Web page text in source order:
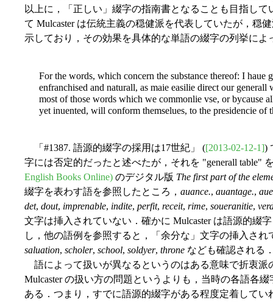
以上に，「正しい」綴字の指南書となることも目指し
て Mulcaster は伝統主義の穏健派を代表していたが，穏
示しており，その効果を具体的な単語の綴字の列挙によ
For the words, which concern the substance thereof: I haue
enfranchised and naturall, as maie easilie direct our
most of those words which we commonlie vse, or bycause
yet inuented, will conform themselues, to the presidencie of
「#1387. 語源的綴字の採用は17世紀」 ([2013-02-12-1])
字には否定的だったと述べたが，それを "generall table"
English Books Online) のデジタル版 The first part of the
綴字を表わす語を参照したところ， auance., auantage.,
det, dout, imprenable, indite, perfit, receit, rime, soueranitie,
文字は挿入されていない．確かに Mulcaster は語源的綴
し，他の語例を参照すると，「余分な」文字の挿入され
saluation, scholer, school, soldyer, throne なども確認される
語によって扱いが異なるというのはある意味で折衷派
Mulcaster の扱い方の問題というよりも，当時の各語各
ある．つまり，すでに語源的綴字がある程度定着して